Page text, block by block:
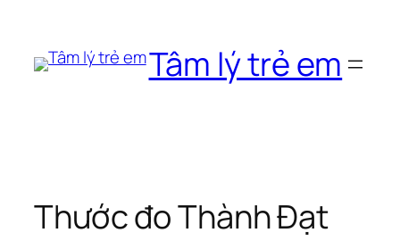
phần
Tâm lý trẻ em
Thước đo Thành Đạt